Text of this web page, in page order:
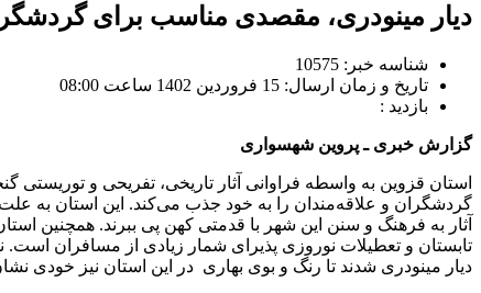
دیار مینودری، مقصدی مناسب برای
شناسه خبر: 10575
تاریخ و زمان ارسال: 15 فروردین 1402 ساعت 08:00
بازدید :
گزارش خبری ـ پروین شهسواری
استان قزوین به واسطه فراوانی آثار تاریخی، تفریحی و توریستی
گردشگران و علاقه‌مندان را به خود جذب می‌کند. این استان به علت
آثار به فرهنگ و سنن این شهر با قدمتی کهن پی ببرند. همچنین
تابستان و تعطیلات نوروزی پذیرای شمار زیادی از مسافران است.
دیار مینودری شدند تا رنگ و بوی بهاری در این استان نیز خودی